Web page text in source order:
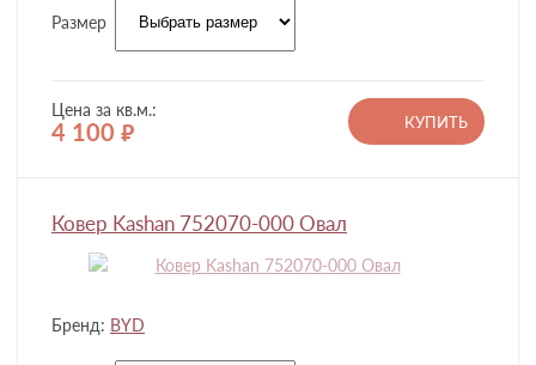
Размер
Цена за кв.м.:
4 100 руб.
КУПИТЬ
Ковер Kashan 752070-000 Овал
Бренд: BYD